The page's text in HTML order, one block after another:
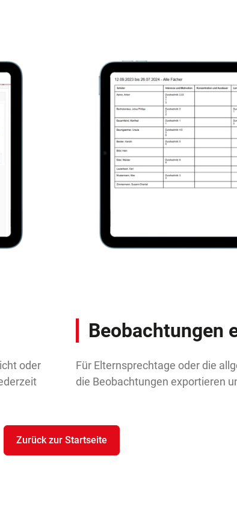
oder
Beobachtungen
Für Elternsprechtage oder die
die Beobachtungen exportieren
Zurück zur Startseite